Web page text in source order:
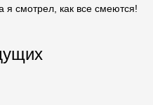
я смотрел, как все смеются!